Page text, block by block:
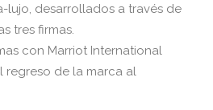
lujo, desarrollados a través de
tres firmas.
con Marriot International
regreso de la marca al